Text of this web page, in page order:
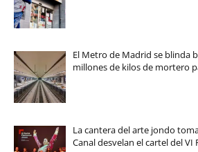
El Metro de Madrid se blinda
millones de kilos de mortero
La cantera del arte jondo
Canal desvelan el cartel del VI